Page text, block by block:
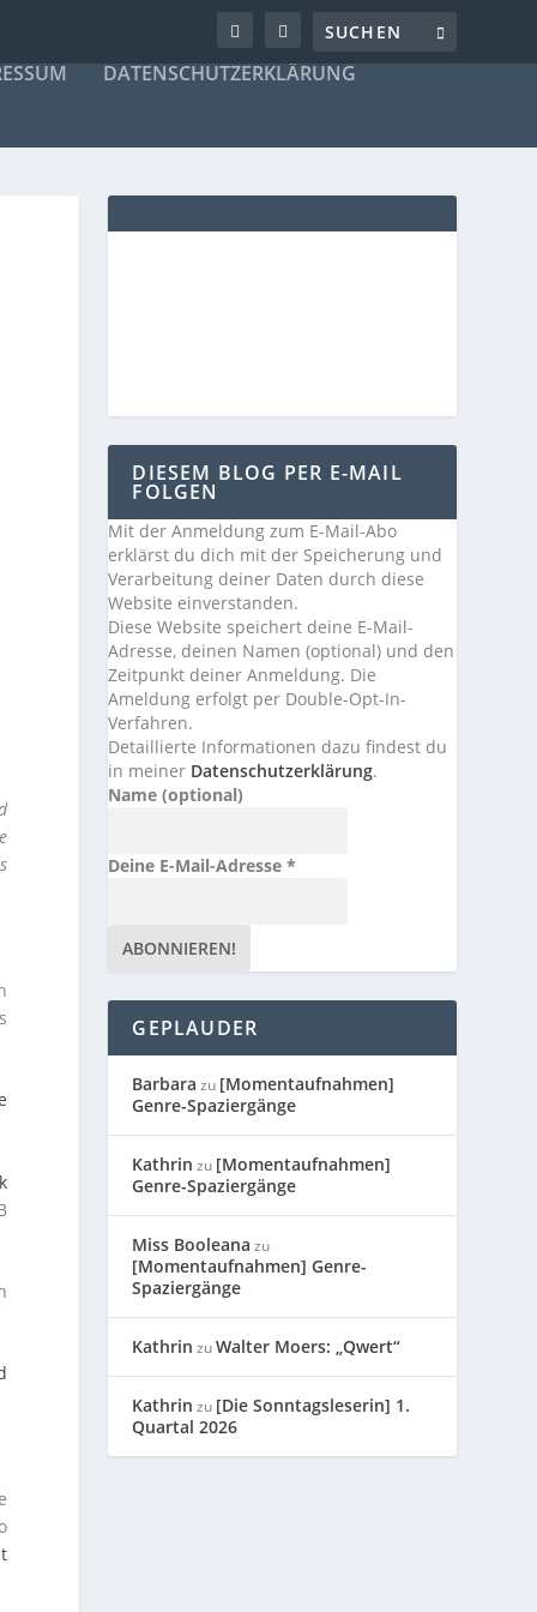
DATENSCHUTZERKLÄRUNG
DIESEM BLOG PER E-MAIL
FOLGEN
Mit der Anmeldung zum E-Mail-Abo
erklärst du dich mit der Speicherung und
Verarbeitung deiner Daten durch diese
Website einverstanden.
Diese Website speichert deine E-Mail-
Adresse, deinen Namen (optional) und den
Zeitpunkt deiner Anmeldung. Die
Ameldung erfolgt per Double-Opt-In-
Verfahren.
Detaillierte Informationen dazu findest du
in meiner Datenschutzerklärung.
Name (optional)
Deine E-Mail-Adresse*
GEPLAUDER
Barbara zu [Momentaufnahmen]
Genre-Spaziergänge
Kathrin zu [Momentaufnahmen]
Genre-Spaziergänge
Miss Booleana zu
[Momentaufnahmen] Genre-
Spaziergänge
Kathrin zuWalter Moers: „Qwert“
Kathrin zu [Die Sonntagsleserin] 1.
Quartal 2026